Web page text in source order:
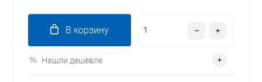
В корзину
Нашли дешевле